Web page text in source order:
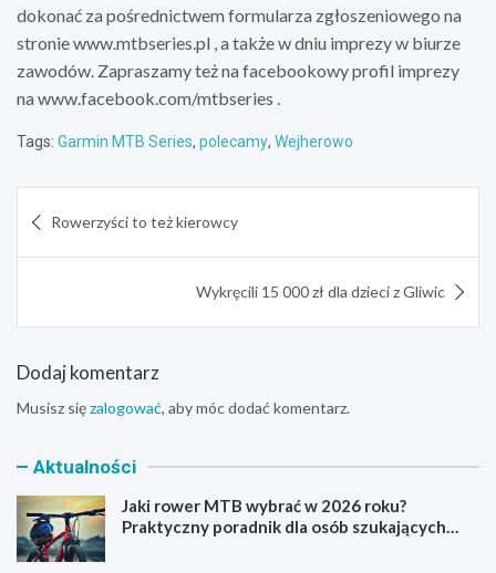
dokonać za pośrednictwem formularza zgłoszeniowego na
stronie www.mtbseries.pl , a także w dniu imprezy w biurze
zawodów. Zapraszamy też na facebookowy profil imprezy
na www.facebook.com/mtbseries .
Tags: Garmin MTB Series, polecamy, Wejherowo
wpisu
Rowerzyści to też kierowcy
Wykręcili 15 000 zł dla dzieci z Gliwic
Dodaj komentarz
Musisz sięzalogować, aby móc dodać komentarz.
Aktualności
Jaki rower MTB wybrać w 2026 roku?
Praktyczny poradnik dla osób szukających